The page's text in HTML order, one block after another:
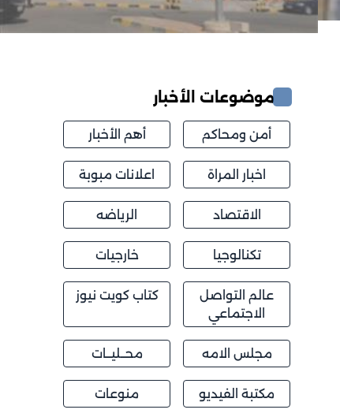
موضوعات الأخبار
أمن ومحاكم أهم الأخبار
اخبار المراة اعلانات مبوبة
الاقتصاد الرياضه
تكنالوجيا خارجيات
عالم التواصل
الاجتماعي
كتاب كويت نيوز
مجلس الامه محــليــات
مكتبة الفيديو منوعات